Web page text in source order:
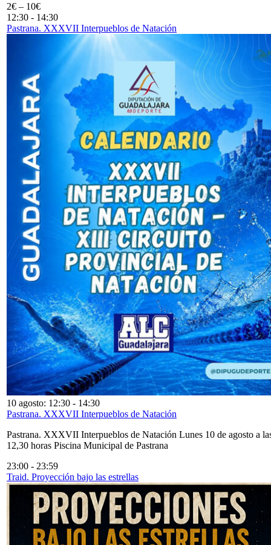
2€ – 10€
12:30 - 14:30
Pastrana. XXXVII Interpueblos de Natación
10 agosto: 12:30 - 14:30
Pastrana. XXXVII Interpueblos de Natación
Pastrana. XXXVII Interpueblos de Natación Lunes 10 de agosto a
12,30 horas Piscina Municipal de Pastrana
23:00 - 23:59
Traid. Proyección bajo las estrellas